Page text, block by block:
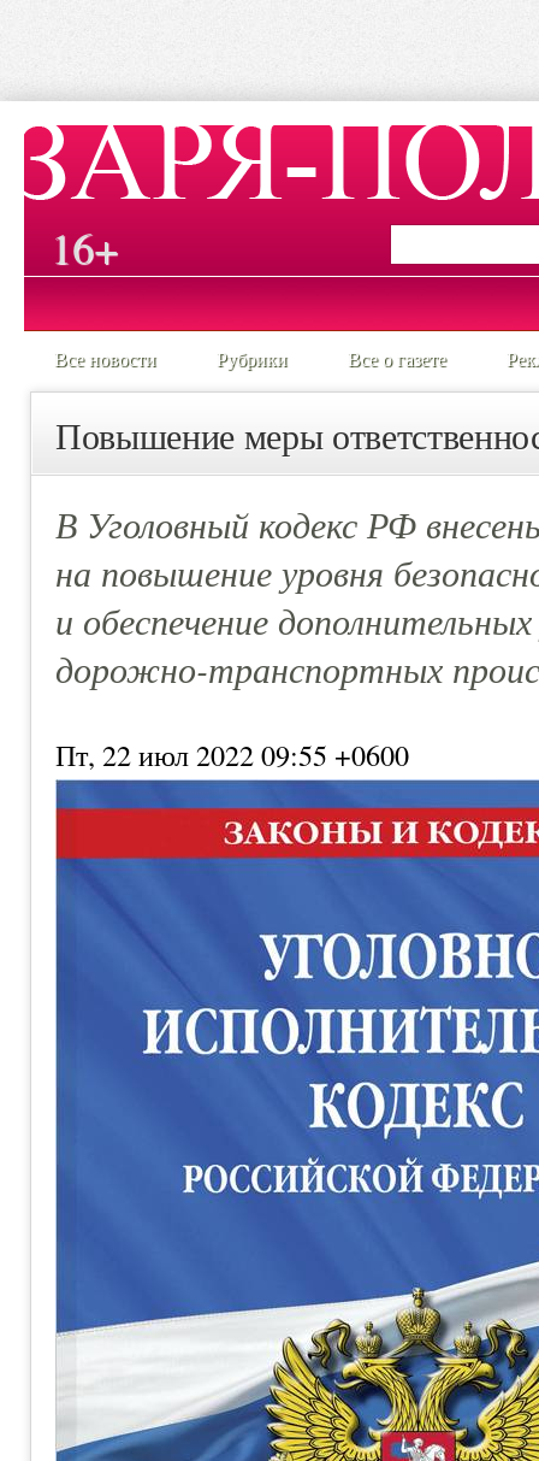
16+
Все новости Рубрики Все о газете
Повышение меры
В Уголовный кодекс РФ
на повышение уровня
и обеспечение
дорожно-транспортных
Пт, 22 июл 2022 09:55 +0600